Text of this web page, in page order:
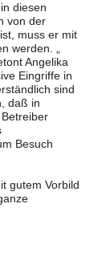
diesen
von der
muss er mit
werden. „
Angelika
Eingriffe in
sind
daß in
Besuch
gutem Vorbild